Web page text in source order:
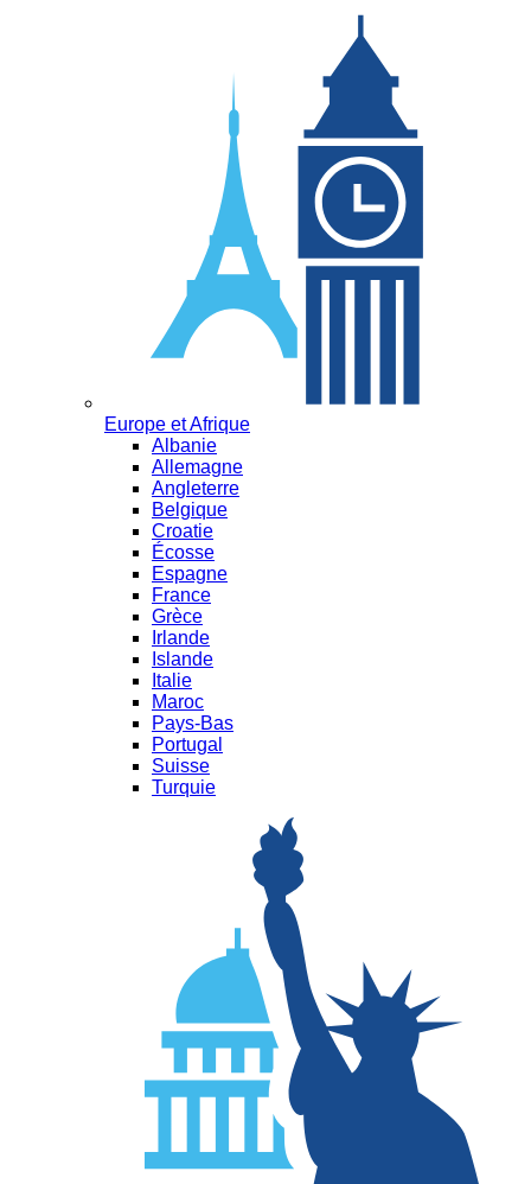
Europe et Afrique
Albanie
Allemagne
Angleterre
Belgique
Croatie
Écosse
Espagne
France
Grèce
Irlande
Islande
Italie
Maroc
Pays-Bas
Portugal
Suisse
Turquie